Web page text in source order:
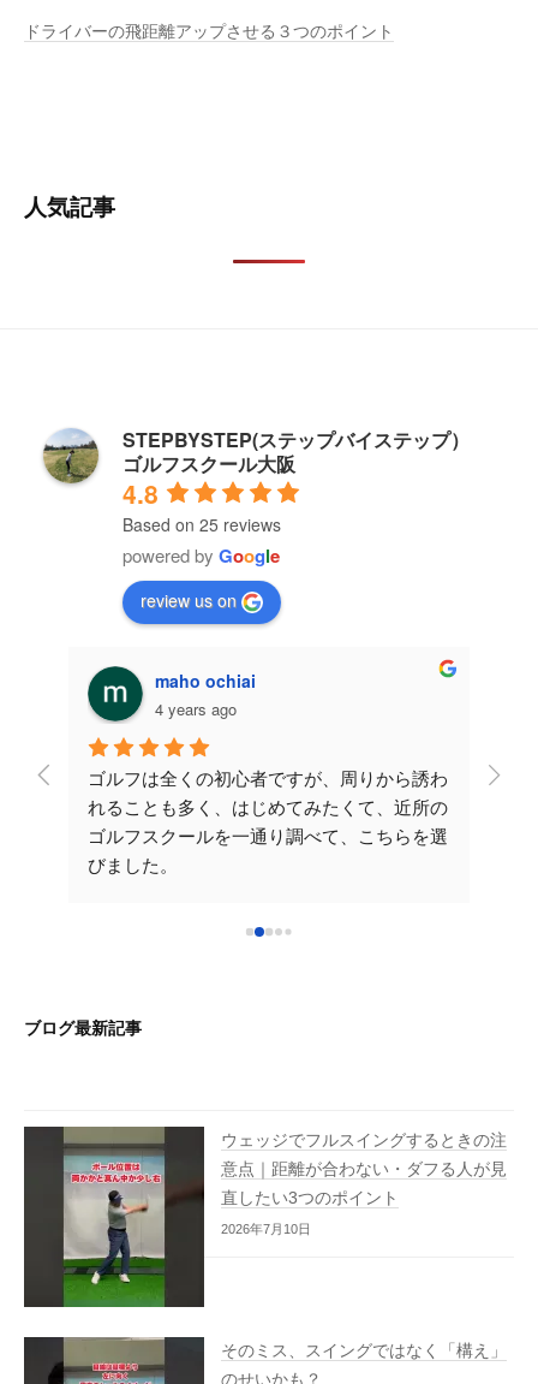
ドライバーの飛距離アップさせる３つのポイント
人気記事
STEPBYSTEP(ステップバイステップ）
ゴルフスクール大阪
4.8
Based on 25 reviews
powered by Google
review us on
Amika
4 years ago
こちらのコメントを見て、体験に参加後入会
させてもらいました。運動経験がないので不
安でしたが、コーチが優しいので楽しく通え
ています。
ご時世ですが、自分のフォームをその場で的
職
こ
ブログ最新記事
ウェッジでフルスイングするときの注
意点｜距離が合わない・ダフる人が見
直したい3つのポイント
2026年7月10日
そのミス、スイングではなく「構え」
のせいかも？